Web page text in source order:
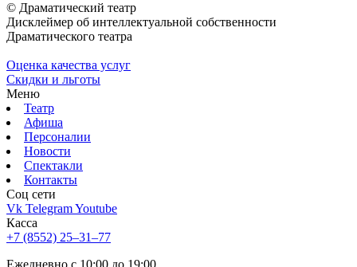
© Драматический театр
Дисклеймер об интеллектуальной собственности
Драматического театра
Оценка качества услуг
Скидки и льготы
Меню
Театр
Афиша
Персоналии
Новости
Спектакли
Контакты
Соц cети
Vk TelegramYoutube
Касса
+7 (8552) 25‒31‒77
Ежедневно с 10:00 до 19:00